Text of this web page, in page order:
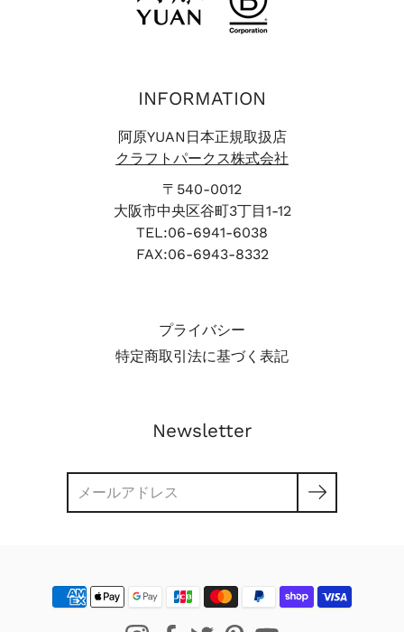
INFORMATION
阿原YUAN日本正規取扱店
クラフトパークス株式会社
〒540-0012
大阪市中央区谷町3丁目1-12
TEL:06-6941-6038
FAX:06-6943-8332
プライバシー
特定商取引法に基づく表記
Newsletter
索